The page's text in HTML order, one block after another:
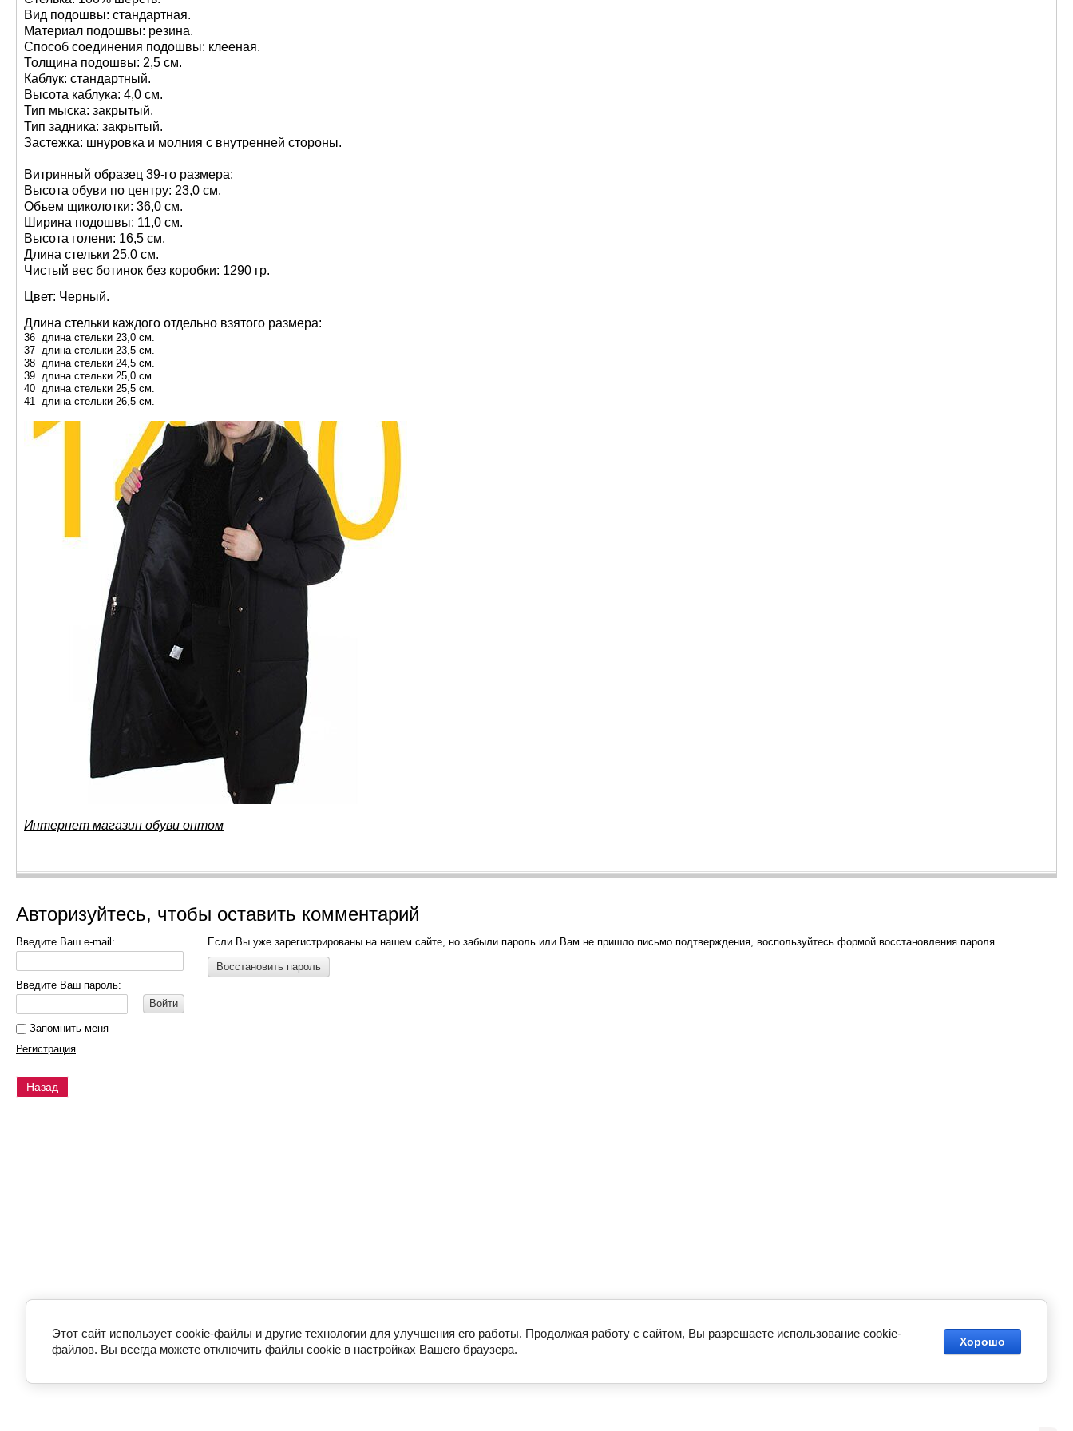
Вид подошвы: стандартная.
Материал подошвы: резина.
Способ соединения подошвы: клееная.
Толщина подошвы: 2,5 см.
Каблук: стандартный.
Высота каблука: 4,0 см.
Тип мыска: закрытый.
Тип задника: закрытый.
Застежка: шнуровка и молния с внутренней стороны.
Витринный образец 39-го размера:
Высота обуви по центру: 23,0 см.
Объем щиколотки: 36,0 см.
Ширина подошвы: 11,0 см.
Высота голени: 16,5 см.
Длина стельки 25,0 см.
Чистый вес ботинок без коробки: 1290 гр.
Цвет: Черный.
Длина стельки каждого отдельно взятого размера:
36 длина стельки 23,0 см.
37 длина стельки 23,5 см.
38 длина стельки 24,5 см.
39 длина стельки 25,0 см.
40 длина стельки 25,5 см.
41 длина стельки 26,5 см.
Интернет магазин обуви оптом
Авторизуйтесь, чтобы оставить комментарий
Введите Ваш e-mail:
Введите Ваш пароль:
Войти
Запомнить меня
Регистрация
Если Вы уже зарегистрированы на нашем сайте, но забыли пароль или Вам не пришло письмо подтверждения, воспользуйтесь формой восстановления пароля.
Восстановить пароль
Назад
Этот сайт использует cookie-файлы и другие технологии для улучшения его работы. Продолжая работу с сайтом, Вы разрешаете использование cookie-
файлов. Вы всегда можете отключить файлы cookie в настройках Вашего браузера.
Хорошо